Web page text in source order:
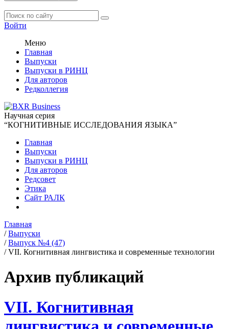
Войти
Меню
Главная
Выпуски
Выпуски в РИНЦ
Для авторов
Редколлегия
Научная серия
“КОГНИТИВНЫЕ ИССЛЕДОВАНИЯ ЯЗЫКА”
Главная
Выпуски
Выпуски в РИНЦ
Для авторов
Редсовет
Этика
Сайт РАЛК
Главная
/ Выпуски
/ Выпуск №4 (47)
/ VII. Когнитивная лингвистика и современные технологии
Архив публикаций
VII. Когнитивная